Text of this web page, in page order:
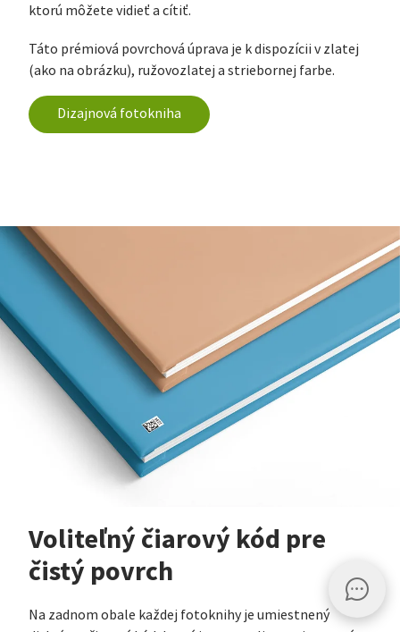
ktorú môžete vidieť a cítiť.
Táto prémiová povrchová úprava je k dispozícii v zlatej
(ako na obrázku), ružovozlatej a striebornej farbe.
Dizajnová fotokniha
Voliteľný čiarový kód pre
čistý povrch
Na zadnom obale každej fotoknihy je umiestnený